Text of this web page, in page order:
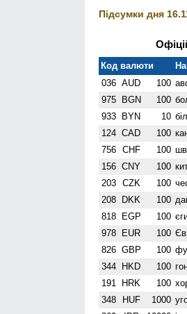
Підсумки дня
Код валюти
036 AUD 100
975 BGN 100
933 BYN 10
124 CAD 100
756 CHF 100
156 CNY 100
203 CZK 100
208 DKK 100
818 EGP 100
978 EUR 100
826 GBP 100
344 HKD 100
191 HRK 100
348 HUF 1000